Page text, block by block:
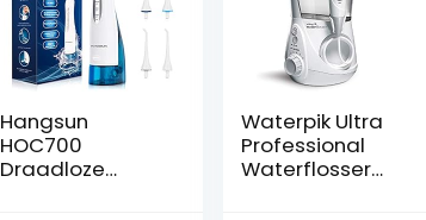
Hangsun
HOC700
Draadloze
Waterpik Ultra
Professional
Waterflosser